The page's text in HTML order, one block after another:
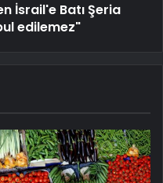
İsrail'e Batı Şeria
edilemez"